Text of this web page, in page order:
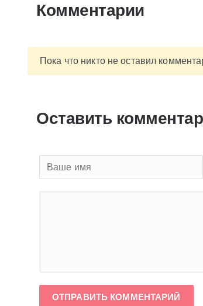
Комментарии
Пока что никто не оставил
Оставить
ОТПРАВИТЬ КОММЕНТАРИЙ